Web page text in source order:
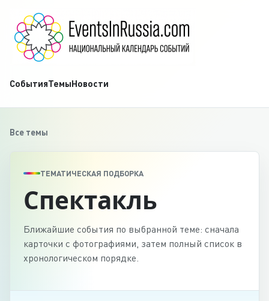
СобытияТемыНовости
Все темы
ТЕМАТИЧЕСКАЯ ПОДБОРКА
Спектакль
Ближайшие события по выбранной теме: сначала
карточки с фотографиями, затем полный список в
хронологическом порядке.